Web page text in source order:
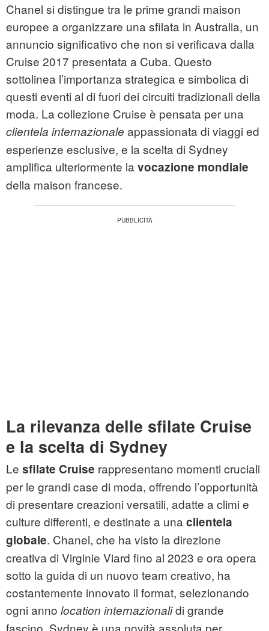
Chanel si distingue tra le prime grandi maison
europee a organizzare una sfilata in Australia, un
annuncio significativo che non si verificava dalla
Cruise 2017 presentata a Cuba. Questo
sottolinea l’importanza strategica e simbolica di
questi eventi al di fuori dei circuiti tradizionali della
moda. La collezione Cruise è pensata per una
clientela internazionale appassionata di viaggi ed
esperienze esclusive, e la scelta di Sydney
amplifica ulteriormente la vocazione mondiale
della maison francese.
La rilevanza delle sfilate Cruise
e la scelta di Sydney
Le sfilate Cruise rappresentano momenti cruciali
per le grandi case di moda, offrendo l’opportunità
di presentare creazioni versatili, adatte a climi e
culture differenti, e destinate a una clientela
globale. Chanel, che ha visto la direzione
creativa di Virginie Viard fino al 2023 e ora opera
sotto la guida di un nuovo team creativo, ha
costantemente innovato il format, selezionando
ogni anno location internazionalidi grande